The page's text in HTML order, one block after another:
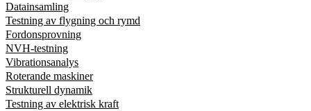
Datainsamling
Testning av flygning och rymd
Fordonsprovning
NVH-testning
Vibrationsanalys
Roterande maskiner
Strukturell dynamik
Testning av elektrisk kraft